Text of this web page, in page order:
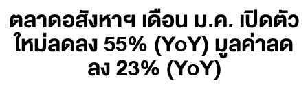
ตลาดอสังหาฯ เดือน ม.ค. เปิดตัว
ใหม่ลดลง 55% (YoY) มูลค่าลด
ลง 23% (YoY)